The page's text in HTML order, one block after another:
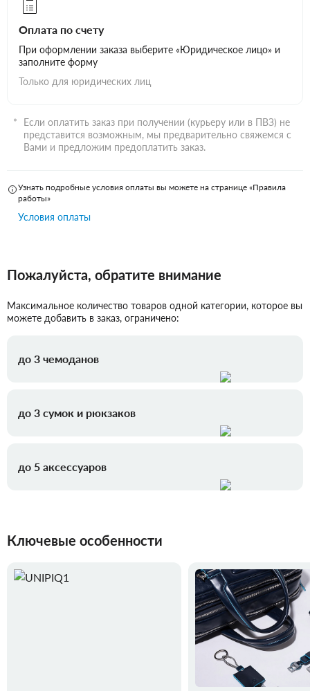
Оплата по счету
При оформлении заказа выберите «Юридическое лицо» и
заполните форму
Только для юридических лиц
Если оплатить заказ при получении (курьеру или в ПВЗ) не
представится возможным, мы предварительно свяжемся с
Вами и предложим предоплатить заказ.
Узнать подробные условия оплаты вы можете на странице «Правила
работы»
Условия оплаты
Пожалуйста, обратите внимание
Максимальное количество товаров одной категории, которое вы
можете добавить в заказ, ограничено:
до 3 чемоданов
до 3 сумок и рюкзаков
до 5 аксессуаров
Ключевые особенности